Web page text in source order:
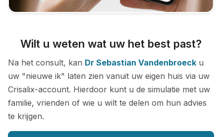
Wilt u weten wat uw het best past?
Na het consult, kan Dr Sebastian Vandenbroeck u
uw "nieuwe ik" laten zien vanuit uw eigen huis via uw
Crisalix-account. Hierdoor kunt u de simulatie met uw
familie, vrienden of wie u wilt te delen om hun advies
te krijgen.